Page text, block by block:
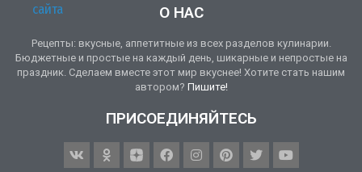
О НАС
Рецепты: вкусные, аппетитные из всех разделов кулинарии.
Бюджетные и простые на каждый день, шикарные и непростые на
праздник. Сделаем вместе этот мир вкуснее! Хотите стать нашим
автором? Пишите!
ПРИСОЕДИНЯЙТЕСЬ